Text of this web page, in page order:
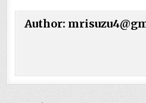
Author: